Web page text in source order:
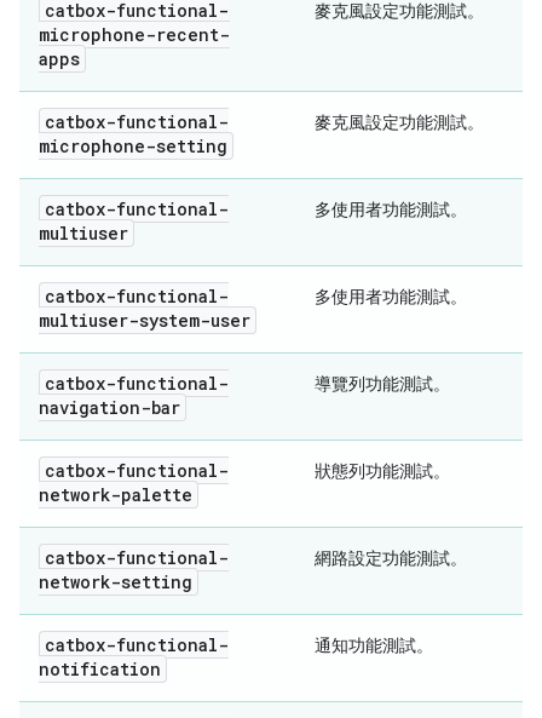
catbox-functional-
microphone-recent-
apps
麥克風設定功能測試。
catbox-functional-
microphone-setting
麥克風設定功能測試。
catbox-functional-
multiuser
多使用者功能測試。
catbox-functional-
multiuser-system-user
多使用者功能測試。
catbox-functional-
navigation-bar
導覽列功能測試。
catbox-functional-
network-palette
狀態列功能測試。
catbox-functional-
network-setting
網路設定功能測試。
catbox-functional-
notification
通知功能測試。